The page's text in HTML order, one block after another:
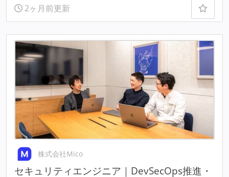
2ヶ月前更新
株式会社Mico
セキュリティエンジニア｜DevSecOps推進・